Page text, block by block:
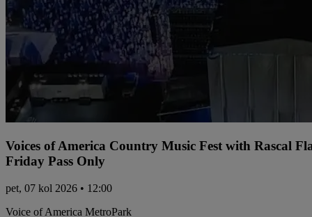
Voices of America Country Music Fest with Rascal
Friday Pass Only
pet, 07 kol 2026 • 12:00
Voice of America MetroPark